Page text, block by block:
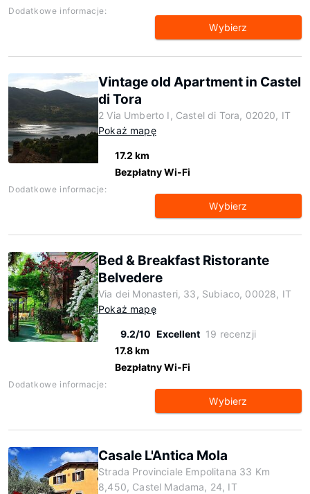
Dodatkowe informacje:
Wybierz
Vintage old Apartment in Castel
di Tora
2 Via Umberto I, Castel di Tora, 02020, IT
Pokaż mapę
17.2 km
Bezpłatny Wi-Fi
Dodatkowe informacje:
Wybierz
Bed & Breakfast Ristorante
Belvedere
Via dei Monasteri, 33, Subiaco, 00028, IT
Pokaż mapę
9.2/10 Excellent 19 recenzji
17.8 km
Bezpłatny Wi-Fi
Dodatkowe informacje:
Wybierz
Casale L'Antica Mola
Strada Provinciale Empolitana 33 Km
8,450, Castel Madama, 24, IT